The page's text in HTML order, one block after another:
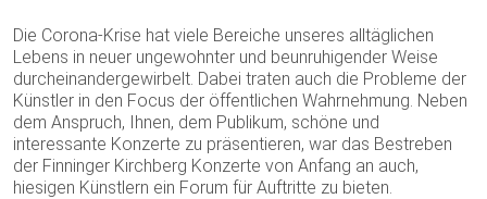
Die Corona-Krise hat viele Bereiche unseres alltäglichen
Lebens in neuer ungewohnter und beunruhigender Weise
durcheinandergewirbelt. Dabei traten auch die Probleme der
Künstler in den Focus der öffentlichen Wahrnehmung. Neben
dem Anspruch, Ihnen, dem Publikum, schöne und
interessante Konzerte zu präsentieren, war das Bestreben
der Finninger Kirchberg Konzerte von Anfang an auch,
hiesigen Künstlern ein Forum für Auftritte zu bieten.